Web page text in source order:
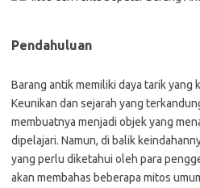
Pendahuluan
Barang antik memiliki daya tarik yang
Keunikan dan sejarah yang
membuatnya menjadi objek yang
dipelajari. Namun, di balik
yang perlu diketahui oleh para
akan membahas beberapa mitos